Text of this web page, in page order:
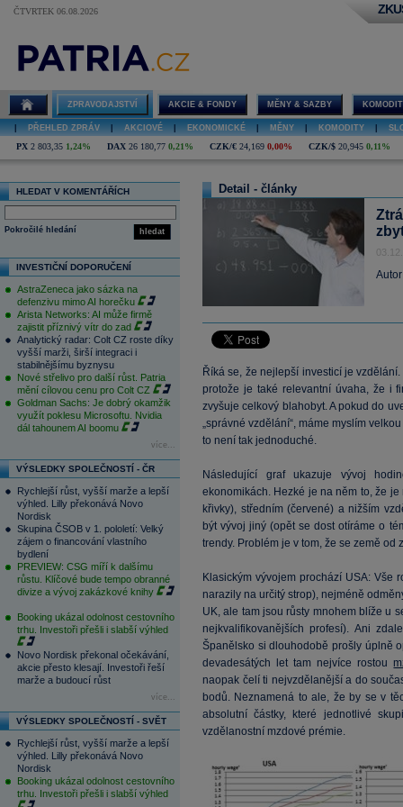
ČTVRTEK 06.08.2026
ZPRAVODAJSTVÍ AKCIE & FONDY MĚNY & SAZBY
PŘEHLED ZPRÁV AKCIOVÉ EKONOMICKÉ MĚNY KOMODITY
PX 2 803,35 1,24% DAX 26 180,77 0,21% CZK/€ 24,169 0,00% CZK/$ 20,945 0,11%
HLEDAT V KOMENTÁŘÍCH
hledat
Pokročilé hledání
INVESTIČNÍ DOPORUČENÍ
AstraZeneca jako sázka na
defenzivu mimo AI horečku
Arista Networks: AI může firmě
zajistit příznivý vítr do zad
Analytický radar: Colt CZ roste díky
vyšší marži, širší integraci i
stabilnějšímu byznysu
Nové střelivo pro další růst. Patria
mění cílovou cenu pro Colt CZ
Goldman Sachs: Je dobrý okamžik
využít poklesu Microsoftu. Nvidia
dál tahounem AI boomu
více...
VÝSLEDKY SPOLEČNOSTÍ - ČR
Rychlejší růst, vyšší marže a lepší
výhled. Lilly překonává Novo
Nordisk
Skupina ČSOB v 1. pololetí: Velký
zájem o financování vlastního
bydlení
PREVIEW: CSG míří k dalšímu
růstu. Klíčové bude tempo obranné
divize a vývoj zakázkové knihy
Booking ukázal odolnost cestovního
trhu. Investoři přešli i slabší výhled
Novo Nordisk překonal očekávání,
akcie přesto klesají. Investoři řeší
marže a budoucí růst
více...
VÝSLEDKY SPOLEČNOSTÍ - SVĚT
Rychlejší růst, vyšší marže a lepší
výhled. Lilly překonává Novo
Nordisk
Booking ukázal odolnost cestovního
trhu. Investoři přešli i slabší výhled
Detail - články
Říká se, že nejlepší investicí je
protože je také relevantní úvaha, že i
zvyšuje celkový blahobyt. A pokud do
„správné vzdělání“, máme myslím
to není tak jednoduché.
Následující graf ukazuje vývoj
ekonomikách. Hezké je na něm to, že
křivky), středním (červené) a nižším
být vývoj jiný (opět se dost otíráme o
trendy. Problém je v tom, že se země od
Klasickým vývojem prochází USA: Vše
narazily na určitý strop), nejméně
UK, ale tam jsou růsty mnohem blíže u
nejkvalifikovanějších profesí). Ani
Španělsko si dlouhodobě prošly úplně
devadesátých let tam nejvíce rostou
naopak čelí ti nejvzdělanější a do
bodů. Neznamená to ale, že by se v
absolutní částky, které jednotlivé
vzdělanostní mzdové prémie.